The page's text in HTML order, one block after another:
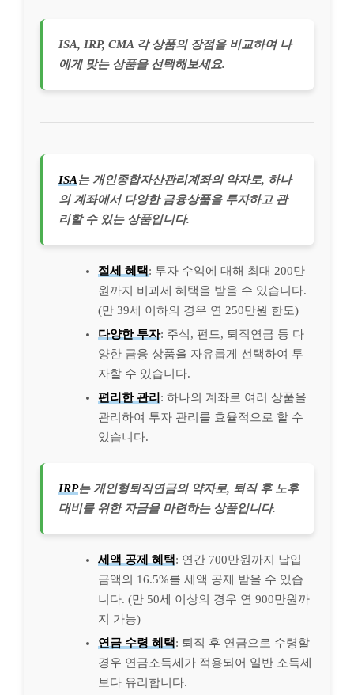
ISA, IRP, CMA 각 상품의 장점을 비교하여 나
에게 맞는 상품을 선택해보세요.
ISA는 개인종합자산관리계좌의 약자로, 하나
의 계좌에서 다양한 금융상품을 투자하고 관
리할 수 있는 상품입니다.
절세 혜택: 투자 수익에 대해 최대 200만
원까지 비과세 혜택을 받을 수 있습니다.
(만 39세 이하의 경우 연 250만원 한도)
다양한 투자: 주식, 펀드, 퇴직연금 등 다
양한 금융 상품을 자유롭게 선택하여 투
자할 수 있습니다.
편리한 관리 : 하나의 계좌로 여러 상품을
관리하여 투자 관리를 효율적으로 할 수
있습니다.
IRP는 개인형퇴직연금의 약자로, 퇴직 후 노후
대비를 위한 자금을 마련하는 상품입니다.
세액 공제 혜택: 연간 700만원까지 납입
금액의 16.5%를 세액 공제 받을 수 있습
니다. (만 50세 이상의 경우 연 900만원까
지 가능)
연금 수령 혜택: 퇴직 후 연금으로 수령할
경우 연금소득세가 적용되어 일반 소득세
보다 유리합니다.